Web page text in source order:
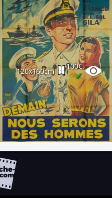
120x160cm
100€
✔